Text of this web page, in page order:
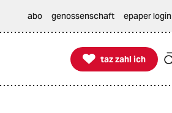
abo genossenschaft epaper login

taz zahl ich
taz zahl ich